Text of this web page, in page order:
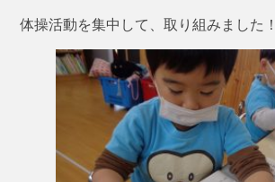
体操活動を集中して、取り組みました！